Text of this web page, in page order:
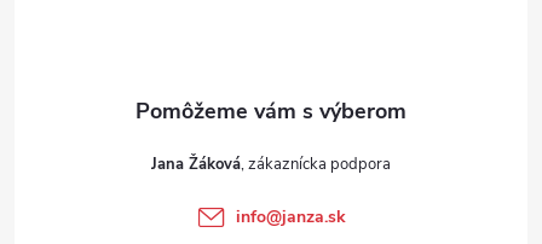
Jana Žáková
info@janza.sk